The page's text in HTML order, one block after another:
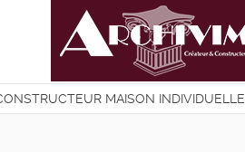
MAISON INDIVIDUELLE